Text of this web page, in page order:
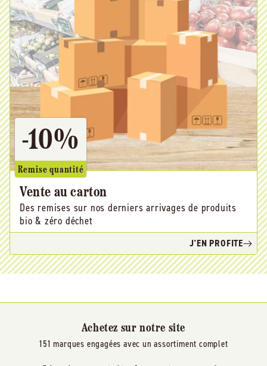
-10%
Remise quantité
Vente au carton
Des remises sur nos derniers arrivages de produits
bio & zéro déchet
J'EN PROFITE
Achetez sur notre site
151 marques engagées avec un assortiment complet